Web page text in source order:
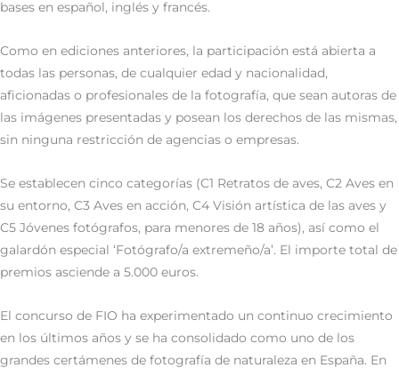
bases en español, inglés y francés.
Como en ediciones anteriores, la participación está abierta a
todas las personas, de cualquier edad y nacionalidad,
aficionadas o profesionales de la fotografía, que sean autoras de
las imágenes presentadas y posean los derechos de las mismas,
sin ninguna restricción de agencias o empresas.
Se establecen cinco categorías (C1 Retratos de aves, C2 Aves en
su entorno, C3 Aves en acción, C4 Visión artística de las aves y
C5 Jóvenes fotógrafos, para menores de 18 años), así como el
galardón especial ‘Fotógrafo/a extremeño/a’. El importe total de
premios asciende a 5.000 euros.
El concurso de FIO ha experimentado un continuo crecimiento
en los últimos años y se ha consolidado como uno de los
grandes certámenes de fotografía de naturaleza en España. En